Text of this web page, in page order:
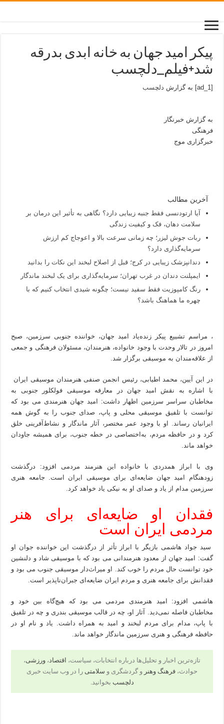
پیکر امید جهان به خانه ابدی بدرقه
شد+فیلم_دلچسب
[ad_1] به گزارش دلچسب
به گزارش خبرنگار
فرهنگی
خبرگزاری موج
آخرین مطالب
آیا ارتودنسی فقط جنبه زیبایی دارد؟ نگاهی به تأثیر این درمان بر
سلامت دهان، فک و کیفیت زندگی
ربات جوش لیزر؛ چه زمانی سرعت بالا و اعوجاج کم ارزش
سرمایه‌گذاری دارد؟
دندانپزشک زیبایی در کرج؛ قبل از اصلاح لبخند این نکات را بدانید
ایمپلنت دندان در غرب تهران؛ سرمایه‌گذاری برای یک لبخند ماندگار
رنگ کامپوزیت فقط سفید نیست؛ چگونه شیدی انتخاب کنیم که با
چهره ما هماهنگ باشد؟
، مراسم تشییع پیکر زنده‌یاد امید جهان، خواننده جنوبی سرزمین، صبح
امروز در تالار وحدت با وجود خانواده، هنرمندان، مسئولان فرهنگی و جمعی
از علاقه‌مندان به موسیقی برگزار شد.
در این آیین، محمد اطیابی، رئیس انجمن صنفی هنرمندان موسیقی ایران
با اشاره به نقش امید جهان در معارفه موسیقی فولکلور جنوبی به
مخاطبان سراسر سرزمین اظهار داشت: امید جهان هنرمندی می بود که
توانست با تلفیق موسیقی محلی و پاپ، صدای جنوب را به گوش همه
ایرانیان رساند. او با وجود عمر مختصر، آثار ماندگار و نشاط‌آفرینی خلق
کرد و در حافظه مردم، به‌اختصاصی در خطه جنوب، برای همیشه جاودان
خواهد ماند.
وی با ابراز همدردی با خانواده این هنرمند مردمی افزود: درگذشت
زودهنگام امید جهان ضایعه‌ای برای موسیقی ایران است. جامعه هنری
سرزمین مدام از یاد و صدای او به نیکی یاد خواهد کرد.
فقدان او ضایعه‌ای برای هنر
مردمی ایران است
سید جواد هاشمی بازیگر با ابراز تأثر از درگذشت این خواننده جوان او
گفت: امید جهان از معدود هنرمندانی می بود که با موسیقی شاد و دلنشین
خود توانست حال مردم را خوب کند. او میراث‌دار موسیقی جنوب می بود و
فقدانش برای جامعه هنری و مردم ایران ضایعه‌ای جبران‌ناپذیر است.
هاشمی افزود: امید هنرمندی مردمی می بود که هیچ‌گاه بین خود و
مخاطبان فاصله نمی‌دید. آثار او، چه در قالب موسیقی بندری و چه در تلفیق
با پاپ، مدام برای مردم لبخند و امید به همراه داشت. یاد و نام او در
حافظه فرهنگی و هنری سرزمین ماندگار خواهد ماند.
تازه‌ترین اخبار و تحلیل‌ها درباره انتخابات، سیاست، اقتصاد، ورزشی،
حوادث، فرهنگ وهنر و گردشگری و سلامتی را در وب سایت خبری
دلچسب بخوانید.